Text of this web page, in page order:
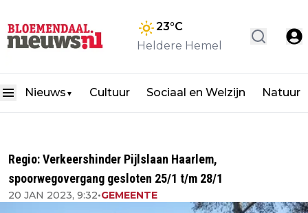
23°C
Heldere Hemel
Nieuws ▼ Cultuur Sociaal en Welzijn Natuur
Regio: Verkeershinder Pijlslaan Haarlem,
spoorwegovergang gesloten 25/1 t/m 28/1
20 JAN 2023, 9:32•GEMEENTE